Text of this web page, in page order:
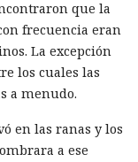
que la
frecuencia eran
La excepción
los cuales las
a menudo.
en las ranas y los
a ese